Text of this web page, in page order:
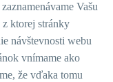
Vašu
z ktorej stránky
návštevnosti webu
vnímame ako
že vďaka tomu